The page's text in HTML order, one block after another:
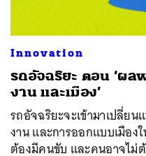
Innovation
รถอัจฉริยะ ตอน ‘ผ
งาน และเมือง’
รถอัจฉริยะจะเข้ามาเปลี่ย
งาน และการออกแบบเมือง
ต้องมีคนขับ และคนอาจไม่